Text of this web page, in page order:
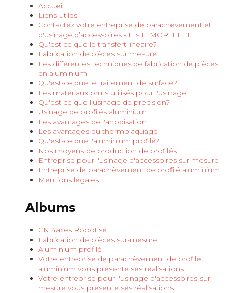
Accueil
Liens utiles
Contactez votre entreprise de parachèvement et
d'usinage d’accessoires - Ets F. MORTELETTE
Qu'est ce que le transfert linéaire?
Fabrication de pièces sur mesure
Les différentes techniques de fabrication de pièces
en aluminium
Qu'est-ce que le traitement de surface?
Les matériaux bruts utilisés pour l'usinage
Qu'est ce que l’usinage de précision?
Usinage de profilés aluminium
Les avantages de l'anodisation
Les avantages du thermolaquage
Qu'est-ce que l'aluminium profilé?
Nos moyens de production de profilés
Entreprise pour l'usinage d'accessoires sur mesure
Entreprise de parachèvement de profilé aluminium
Mentions légales
Albums
CN 4axes Robotisé
Fabrication de pièces sur-mesure
Aluminium profilé
Votre entreprise de parachèvement de profile
aluminium vous présente ses réalisations
Votre entreprise pour l'usinage d'accessoires sur
mesure vous présente ses réalisations